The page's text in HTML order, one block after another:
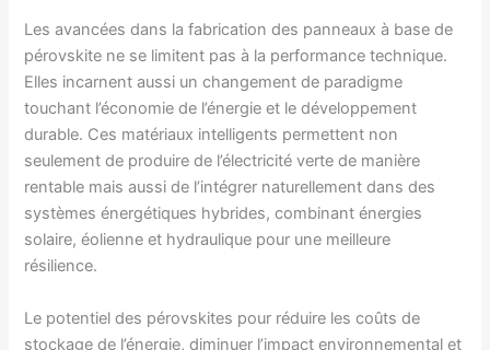
Les avancées dans la fabrication des panneaux à base de
pérovskite ne se limitent pas à la performance technique.
Elles incarnent aussi un changement de paradigme
touchant l’économie de l’énergie et le développement
durable. Ces matériaux intelligents permettent non
seulement de produire de l’électricité verte de manière
rentable mais aussi de l’intégrer naturellement dans des
systèmes énergétiques hybrides, combinant énergies
solaire, éolienne et hydraulique pour une meilleure
résilience.
Le potentiel des pérovskites pour réduire les coûts de
stockage de l’énergie, diminuer l’impact environnemental et